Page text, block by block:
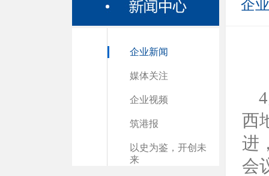
企业新闻
媒体关注
企业视频
筑港报
以史为鉴，开创未
来
企
西
进
会